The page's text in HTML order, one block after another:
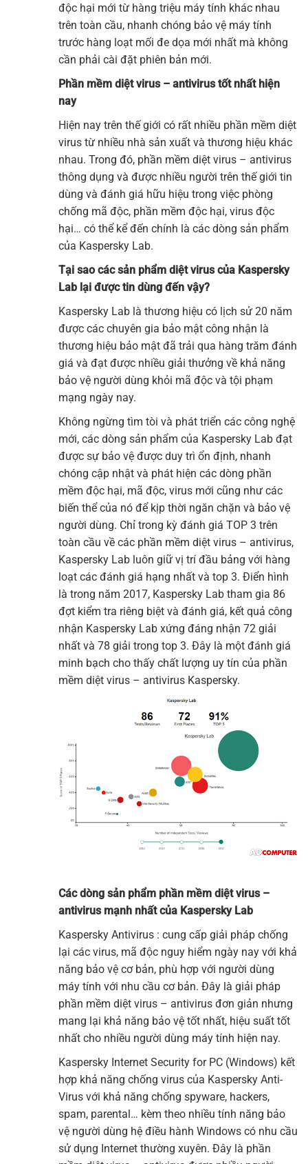
độc hại mới từ hàng triệu máy tính khác nhau
trên toàn cầu, nhanh chóng bảo vệ máy tính
trước hàng loạt mối đe dọa mới nhất mà không
cần phải cài đặt phiên bản mới.
Phần mềm diệt virus – antivirus tốt nhất hiện
nay
Hiện nay trên thế giới có rất nhiều phần mềm diệt
virus từ nhiều nhà sản xuất và thương hiệu khác
nhau. Trong đó, phần mềm diệt virus – antivirus
thông dụng và được nhiều người trên thế giới tin
dùng và đánh giá hữu hiệu trong việc phòng
chống mã độc, phần mềm độc hại, virus độc
hại… có thể kể đến chính là các dòng sản phẩm
của Kaspersky Lab.
Tại sao các sản phẩm diệt virus của Kaspersky
Lab lại được tin dùng đến vậy?
Kaspersky Lab là thương hiệu có lịch sử 20 năm
được các chuyên gia bảo mật công nhận là
thương hiệu bảo mật đã trải qua hàng trăm đánh
giá và đạt được nhiều giải thưởng về khả năng
bảo vệ người dùng khỏi mã độc và tội phạm
mạng ngày nay.
Không ngừng tìm tòi và phát triển các công nghệ
mới, các dòng sản phẩm của Kaspersky Lab đạt
được sự bảo vệ được duy trì ổn định, nhanh
chóng cập nhật và phát hiện các dòng phần
mềm độc hại, mã độc, virus mới cũng như các
biến thể của nó để kịp thời ngăn chặn và bảo vệ
người dùng. Chỉ trong kỳ đánh giá TOP 3 trên
toàn cầu về các phần mềm diệt virus – antivirus,
Kaspersky Lab luôn giữ vị trí đầu bảng với hàng
loạt các đánh giá hạng nhất và top 3. Điển hình
là trong năm 2017, Kaspersky Lab tham gia 86
đợt kiểm tra riêng biệt và đánh giá, kết quả công
nhận Kaspersky Lab xứng đáng nhận 72 giải
nhất và 78 giải trong top 3. Đây là một đánh giá
minh bạch cho thấy chất lượng uy tín của phần
mềm diệt virus – antivirus Kaspersky.
Các dòng sản phẩm phần mềm diệt virus –
antivirus mạnh nhất của Kaspersky Lab
Kaspersky Antivirus : cung cấp giải pháp chống
lại các virus, mã độc nguy hiểm ngày nay với khả
năng bảo vệ cơ bản, phù hợp với người dùng
máy tính với nhu cầu cơ bản. Đây là giải pháp
phần mềm diệt virus – antivirus đơn giản nhưng
mang lại khả năng bảo vệ tốt nhất, hiệu suất tốt
nhất cho nhiều người dùng máy tính hiện nay.
Kaspersky Internet Security for PC (Windows) kết
hợp khả năng chống virus của Kaspersky Anti-
Virus với khả năng chống spyware, hackers,
spam, parental… kèm theo nhiều tính năng bảo
vệ người dùng hệ điều hành Windows có nhu cầu
sử dụng Internet thường xuyên. Đây là phần